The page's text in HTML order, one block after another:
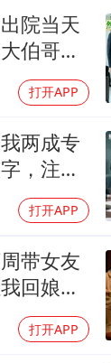
进开新局 实
院当天
伯哥傻
打开APP
两成专
，注销
员慌了
打开APP
带女友
回娘家
打开APP